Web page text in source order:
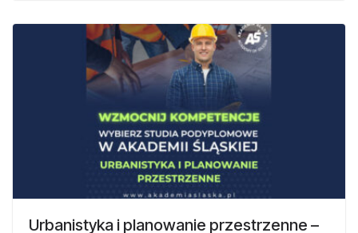
Urbanistyka i planowanie przestrzenne –